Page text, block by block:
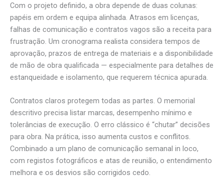
Com o projeto definido, a obra depende de duas colunas:
papéis em ordem e equipa alinhada. Atrasos em licenças,
falhas de comunicação e contratos vagos são a receita para
frustração. Um cronograma realista considera tempos de
aprovação, prazos de entrega de materiais e a disponibilidade
de mão de obra qualificada — especialmente para detalhes de
estanqueidade e isolamento, que requerem técnica apurada.
Contratos claros protegem todas as partes. O memorial
descritivo precisa listar marcas, desempenho mínimo e
tolerâncias de execução. O erro clássico é “chutar” decisões
para obra. Na prática, isso aumenta custos e conflitos.
Combinado a um plano de comunicação semanal in loco,
com registos fotográficos e atas de reunião, o entendimento
melhora e os desvios são corrigidos cedo.